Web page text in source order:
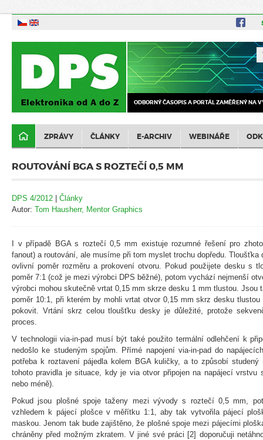
ODBORNÝ ČASOPIS A PORTÁL ZAMĚŘENÝ NA
ZPRÁVY ČLÁNKY E-ARCHIV WEBINÁŘE
ROUTOVÁNÍ BGA S ROZTEČÍ 0,5 MM
DPS 4/2012 | Články
Autor: Tom Hausherr, Mentor Graphics
I v případě BGA s roztečí 0,5 mm existuje rozumné řešení pro
fanout) a routování, ale musíme při tom myslet trochu dopředu. Tloušťka
ovlivní poměr rozměru a prokovení otvoru. Pokud použijete desku s
poměr 7:1 (což je mezi výrobci DPS běžné), potom vychází nejmenší
výrobci mohou skutečně vrtat 0,15 mm skrze desku 1 mm tlustou. Jsou
poměr 10:1, při kterém by mohli vrtat otvor 0,15 mm skrz desku
pokovit. Vrtání skrz celou tloušťku desky je důležité, protože
proces.
V technologii via-in-pad musí být také použito termální odlehčení k
nedošlo ke studeným spojům. Přímé napojení via-in-pad do
potřeba k roztavení pájedla kolem BGA kuličky, a to způsobí
tohoto pravidla je situace, kdy je via otvor připojen na napájecí vrstvu
nebo méně).
Pokud jsou plošné spoje taženy mezi vývody s roztečí 0,5 mm,
vzhledem k pájecí plošce v měřítku 1:1, aby tak vytvořila pájecí
maskou. Jenom tak bude zajištěno, že plošné spoje mezi pájecími
chráněny před možným zkratem. V jiné své práci [2] doporučuji